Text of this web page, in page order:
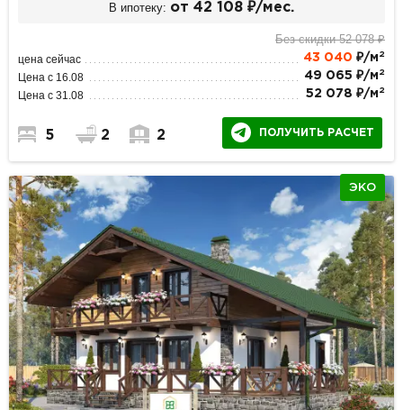
В ипотеку: от 42 108 ₽/мес.
Без скидки 52 078 ₽
цена сейчас 43 040 ₽/м 2
Цена с 16.08 49 065 ₽/м 2
Цена с 31.08 52 078 ₽/м 2
5 2 2 ПОЛУЧИТЬ РАСЧЕТ
ЭКО